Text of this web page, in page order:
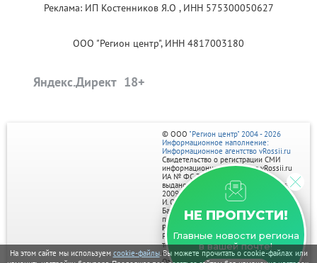
На этом сайте мы используем cookie-файлы. Вы можете прочитать о cookie-файлах или
Реклама: ИП Костенников Я.О , ИНН 575300050627
ООО "Регион центр", ИНН 4817003180
Яндекс.Директ
НЕ ПРОПУСТИ!
Главные новости региона
в вашей почте!
© ООО "Регион центр" 2004 - 2026
Информационное наполнение:
Информационное агентство vRossii.ru
Свидетельство о регистрации СМИ
информационного агентства vRossii.ru
ИА № ФС 77‑35502
выдано РОСКОМНАДЗОРом 04 марта
2009г.
И. О. Главного редактора Нарыков А. Н.
Баннеры на портале размещаются на
правах рекламы.
Реклама на портале:
Рекламное агентство "Умный маркетинг"
тел. 7-910-267-70-40,
email: umnyy.marketing@yandex.ru